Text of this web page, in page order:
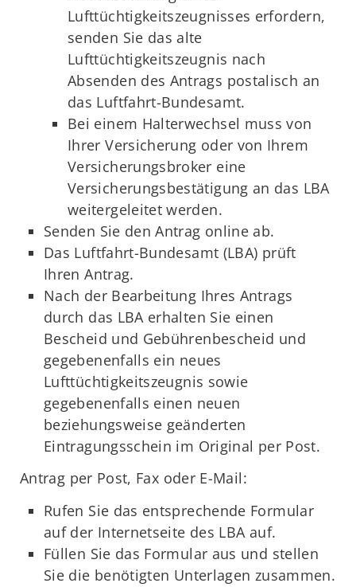
Lufttüchtigkeitszeugnisses erfordern,
senden Sie das alte
Lufttüchtigkeitszeugnis nach
Absenden des Antrags postalisch an
das Luftfahrt-Bundesamt.
Bei einem Halterwechsel muss von
Ihrer Versicherung oder von Ihrem
Versicherungsbroker eine
Versicherungsbestätigung an das LBA
weitergeleitet werden.
Senden Sie den Antrag online ab.
Das Luftfahrt-Bundesamt (LBA) prüft
Ihren Antrag.
Nach der Bearbeitung Ihres Antrags
durch das LBA erhalten Sie einen
Bescheid und Gebührenbescheid und
gegebenenfalls ein neues
Lufttüchtigkeitszeugnis sowie
gegebenenfalls einen neuen
beziehungsweise geänderten
Eintragungsschein im Original per Post.
Antrag per Post, Fax oder E-Mail:
Rufen Sie das entsprechende Formular
auf der Internetseite des LBA auf.
Füllen Sie das Formular aus und stellen
Sie die benötigten Unterlagen zusammen.